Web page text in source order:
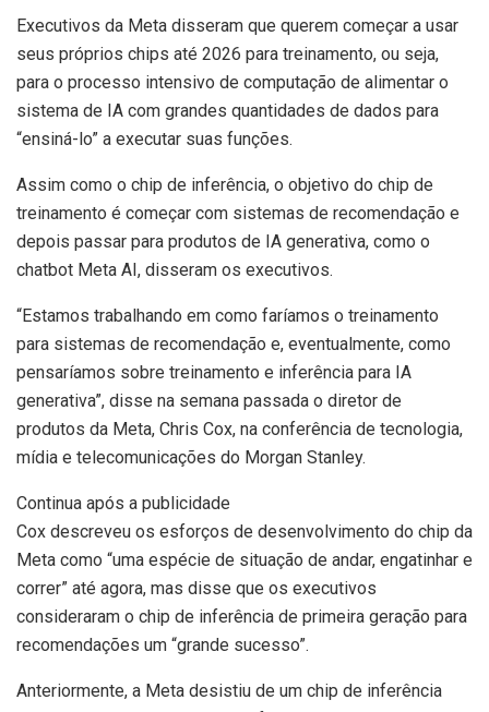
Executivos da Meta disseram que querem começar a usar
seus próprios chips até 2026 para treinamento, ou seja,
para o processo intensivo de computação de alimentar o
sistema de IA com grandes quantidades de dados para
“ensiná-lo” a executar suas funções.
Assim como o chip de inferência, o objetivo do chip de
treinamento é começar com sistemas de recomendação e
depois passar para produtos de IA generativa, como o
chatbot Meta AI, disseram os executivos.
“Estamos trabalhando em como faríamos o treinamento
para sistemas de recomendação e, eventualmente, como
pensaríamos sobre treinamento e inferência para IA
generativa”, disse na semana passada o diretor de
produtos da Meta, Chris Cox, na conferência de tecnologia,
mídia e telecomunicações do Morgan Stanley.
Continua após a publicidade
Cox descreveu os esforços de desenvolvimento do chip da
Meta como “uma espécie de situação de andar, engatinhar e
correr” até agora, mas disse que os executivos
consideraram o chip de inferência de primeira geração para
recomendações um “grande sucesso”.
Anteriormente, a Meta desistiu de um chip de inferência